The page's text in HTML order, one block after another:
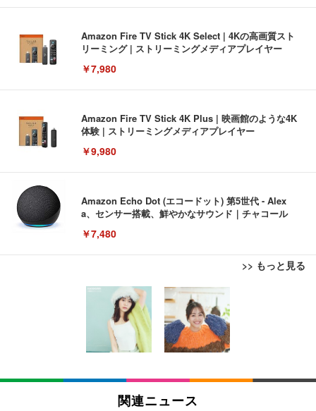
Amazon Fire TV Stick 4K Select | 4Kの高画質スト
リーミング | ストリーミングメディアプレイヤー
￥7,980
Amazon Fire TV Stick 4K Plus | 映画館のような4K
体験 | ストリーミングメディアプレイヤー
￥9,980
Amazon Echo Dot (エコードット) 第5世代 - Alex
a、センサー搭載、鮮やかなサウンド｜チャコール
￥7,480
>> もっと見る
[EdoErgo] オフィスチェア 椅子 テレワーク 疲れな
い 跳ね上げ式アームレスト コンパクト 約105度ロッ
キング pc 事務椅子 360度回転 座面昇降 強化ナイロ
ン樹脂ベース 通気性メッシュ 在宅ワーク H-WY01
(黒網+黒枠+黒足)
￥5,699
SIHOO B100 オフィスチェア／デスクチェア メッシ
ュチェア 人間工学 疲れない ブラック
EIZO ビジネス向けプレミアムモニター | FlexScan
EV3240X-WT | 31.5型4K UHD・USB Type-C・ホワ
￥105,595
EIZO ビジネス向けプレミアムモニター | FlexScan
Amazonベーシック ペットシーツ 薄型 レギュラー 1
回使い捨て 無香料 ホワイト 300枚
￥3,373
Amazonベーシック ペットシーツ 厚型 ワイド 42枚
x2袋(84枚) ホワイト(吸収面:ライトブルー)
関連ニュース